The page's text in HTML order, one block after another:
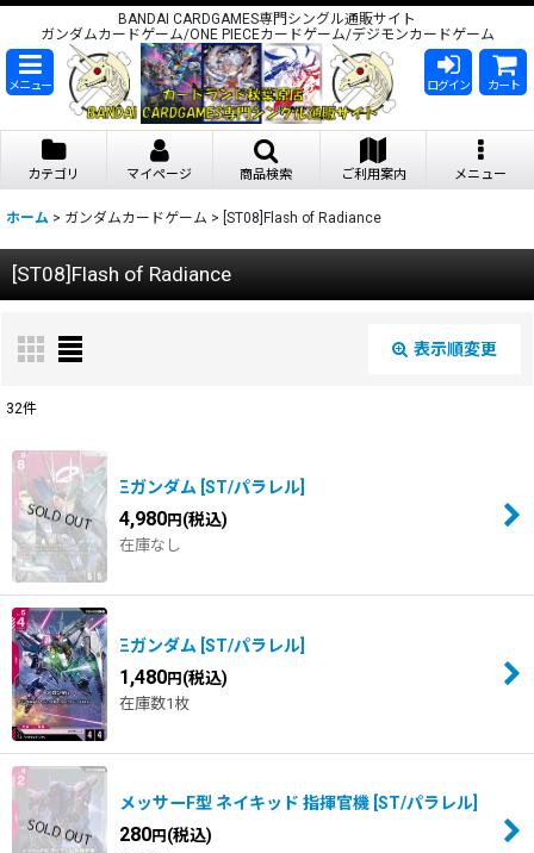
BANDAI CARDGAMES専門シングル通販サイト
ガンダムカードゲーム/ONE PIECEカードゲーム/デジモンカードゲーム
メニュー ログイン カート
カテゴリ マイページ 商品検索 ご利用案内 メニュー
ホーム > ガンダムカードゲーム > [ST08]Flash of Radiance
[ST08]Flash of Radiance
表示順変更
在庫あり
並び順 :
32件
Ξガンダム ST/パラレル
4,980円 (税込)
在庫なし
Ξガンダム ST/パラレル
1,480円 (税込)
在庫数1枚
メッサーF型 ネイキッド 指揮官機 ST/パラレル
280円 (税込)